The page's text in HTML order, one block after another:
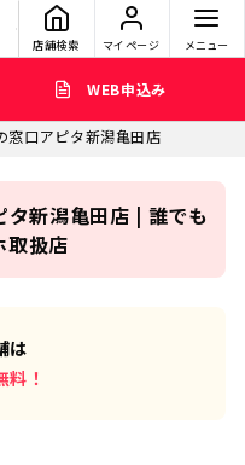
店舗検索 マイページ メニュー
WEB申込み
窓口アピタ新潟亀田店
新潟亀田店 | 誰でも
取扱店
は
料！